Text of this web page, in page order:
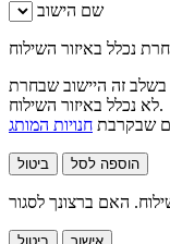
שם הישוב
נכלל באיזור השילוח
זה היישוב שבחרת
לא נכלל באיזור השילוח.
שבקרבת
ביטול הוספה לסל